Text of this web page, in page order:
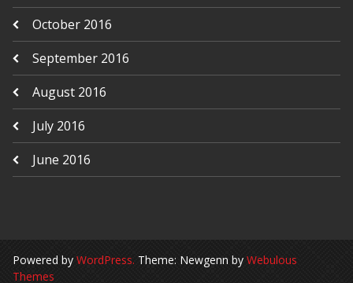
October 2016
September 2016
August 2016
July 2016
June 2016
Powered by WordPress. Theme: Newgenn by Webulous
Themes